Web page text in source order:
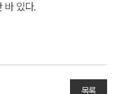
바 있다.
목록